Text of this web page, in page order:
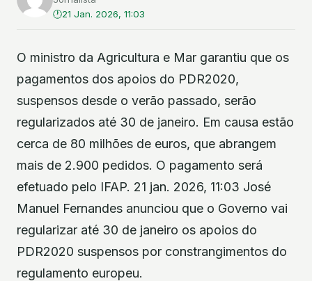
21 Jan. 2026, 11:03
O ministro da Agricultura e Mar garantiu que os
pagamentos dos apoios do PDR2020,
suspensos desde o verão passado, serão
regularizados até 30 de janeiro. Em causa estão
cerca de 80 milhões de euros, que abrangem
mais de 2.900 pedidos. O pagamento será
efetuado pelo IFAP. 21 jan. 2026, 11:03 José
Manuel Fernandes anunciou que o Governo vai
regularizar até 30 de janeiro os apoios do
PDR2020 suspensos por constrangimentos do
regulamento europeu.